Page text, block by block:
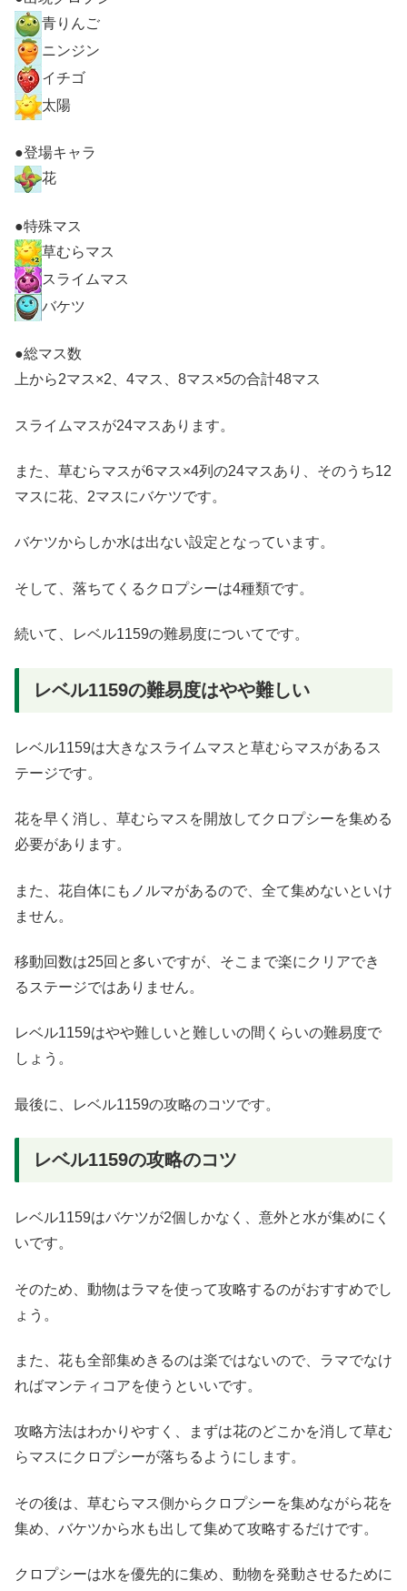
青りんご
ニンジン
イチゴ
太陽
●登場キャラ
花
●特殊マス
草むらマス
スライムマス
バケツ
●総マス数
上から2マス×2、4マス、8マス×5の合計48マス
スライムマスが24マスあります。
また、草むらマスが6マス×4列の24マスあり、そのうち12
マスに花、2マスにバケツです。
バケツからしか水は出ない設定となっています。
そして、落ちてくるクロプシーは4種類です。
続いて、レベル1159の難易度についてです。
レベル1159の難易度はやや難しい
レベル1159は大きなスライムマスと草むらマスがあるス
テージです。
花を早く消し、草むらマスを開放してクロプシーを集める
必要があります。
また、花自体にもノルマがあるので、全て集めないといけ
ません。
移動回数は25回と多いですが、そこまで楽にクリアでき
るステージではありません。
レベル1159はやや難しいと難しいの間くらいの難易度で
しょう。
最後に、レベル1159の攻略のコツです。
レベル1159の攻略のコツ
レベル1159はバケツが2個しかなく、意外と水が集めにく
いです。
そのため、動物はラマを使って攻略するのがおすすめでし
ょう。
また、花も全部集めきるのは楽ではないので、ラマでなけ
ればマンティコアを使うといいです。
攻略方法はわかりやすく、まずは花のどこかを消して草む
らマスにクロプシーが落ちるようにします。
その後は、草むらマス側からクロプシーを集めながら花を
集め、バケツから水も出して集めて攻略するだけです。
クロプシーは水を優先的に集め、動物を発動させるために